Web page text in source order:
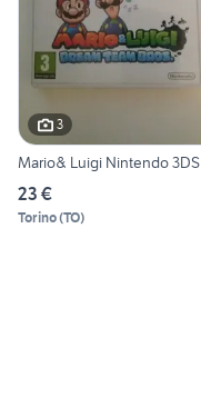
3
Mario& Luigi Nintendo 3DS
23 €
Torino(TO)